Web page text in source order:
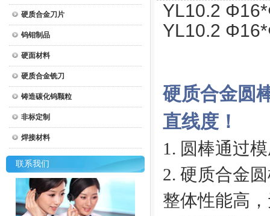
硬质合金刀片
钨钼制品
硬面材料
硬质合金铣刀
铸造碳化钨颗粒
非标定制
焊接材料
联系我们
YL10.2
YL10.2
硬质合金圆
直线度！
1 . 圆棒通过
2. 硬质合金
整体性能高